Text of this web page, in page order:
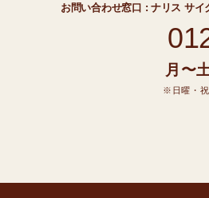
お問い合わせ窓口 : ナリス サイ
月〜
※日曜・祝